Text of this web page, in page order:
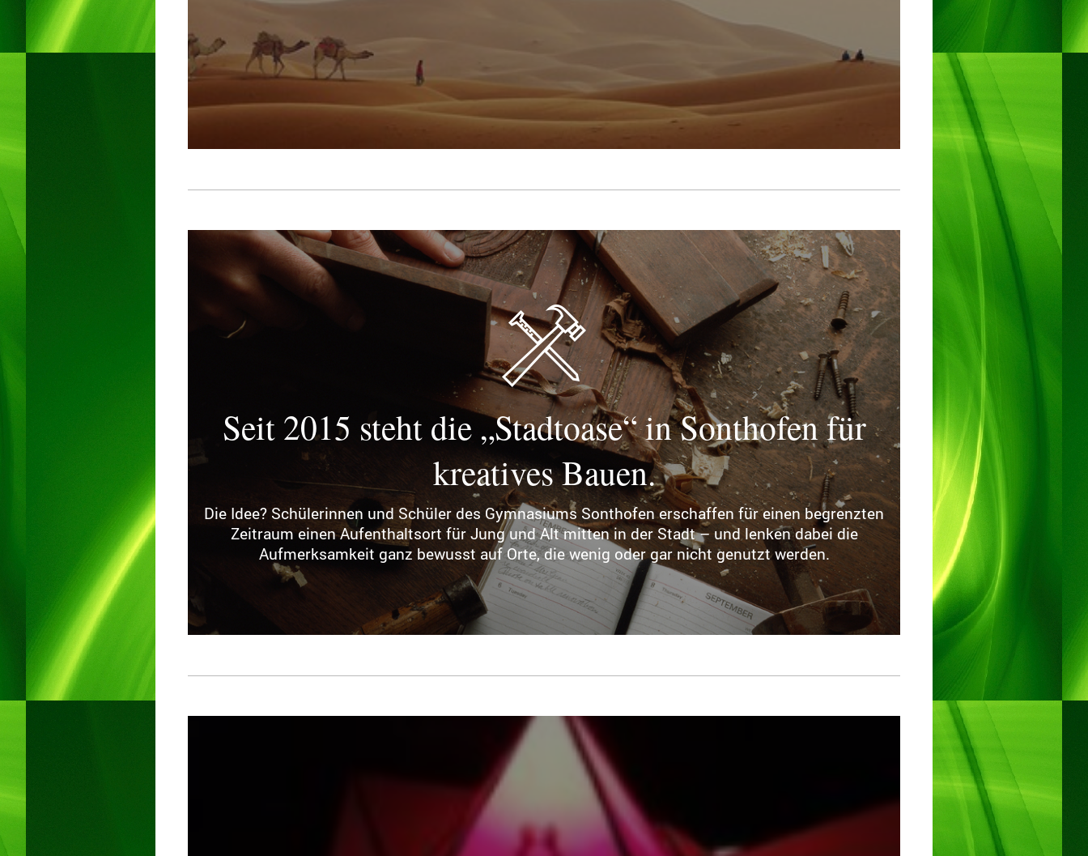
Seit 2015 steht die „Stadtoase“ in Sonthofen für
kreatives Bauen.
Die Idee? Schülerinnen und Schüler des Gymnasiums Sonthofen erschaffen für einen begrenzten
Zeitraum einen Aufenthaltsort für Jung und Alt mitten in der Stadt – und lenken dabei die
Aufmerksamkeit ganz bewusst auf Orte, die wenig oder gar nicht genutzt werden.